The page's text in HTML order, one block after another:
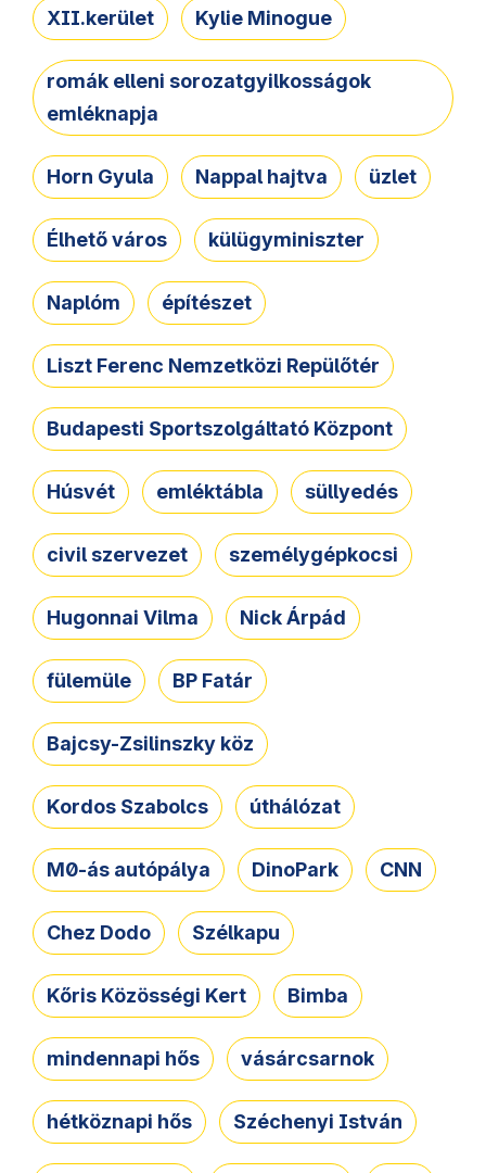
XII.kerület Kylie Minogue
romák elleni sorozatgyilkosságok
emléknapja
Horn Gyula Nappal hajtva üzlet
Élhető város külügyminiszter
Naplóm építészet
Liszt Ferenc Nemzetközi Repülőtér
Budapesti Sportszolgáltató Központ
Húsvét emléktábla süllyedés
civil szervezet személygépkocsi
Hugonnai Vilma Nick Árpád
fülemüle BP Fatár
Bajcsy-Zsilinszky köz
Kordos Szabolcs úthálózat
M0-ás autópálya DinoPark CNN
Chez Dodo Szélkapu
Kőris Közösségi Kert Bimba
mindennapi hős vásárcsarnok
hétköznapi hős Széchenyi István